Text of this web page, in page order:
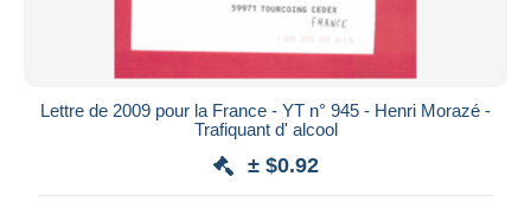
Lettre de 2009 pour la France - YT n° 945 - Henri Morazé -
Trafiquant d' alcool
± $0.92